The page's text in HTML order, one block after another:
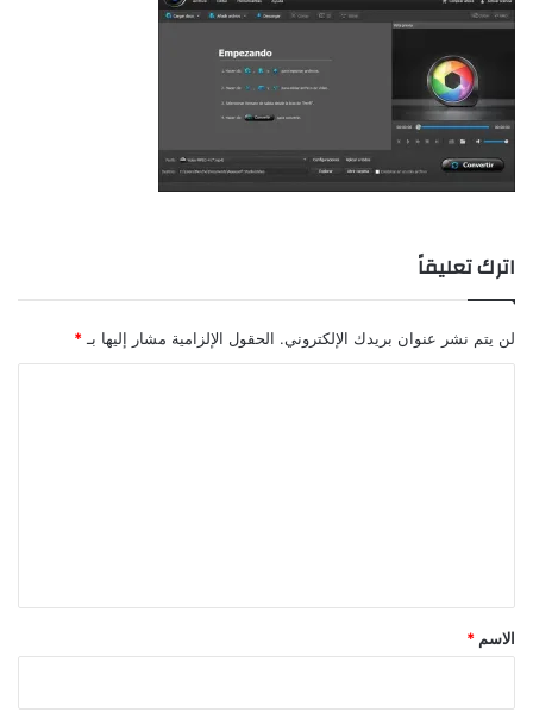
اترك تعليقاً
لن يتم نشر عنوان بريدك الإلكتروني. الحقول الإلزامية مشار إليها بـ *
*
الاسم *